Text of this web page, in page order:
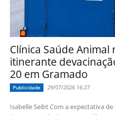
Clínica Saúde
itinerante
20 em Gramado
Publicidade 29/07/2026 16:27
Isabelle Seibt Com a expectativa de imunizar mais de 10 mil animais